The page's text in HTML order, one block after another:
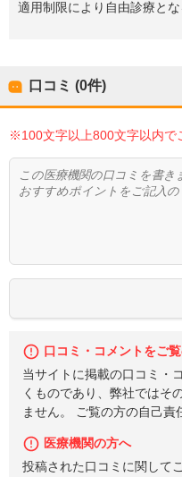
適用制限により自由診療とな
口コミ (0件)
※100文字以上800文字以内で
口コミ・コメントをご
当サイトに掲載の口コミ・
くものであり、弊社ではそ
ません。 ご覧の方の自己責
医療機関の方へ
投稿された口コミに関して